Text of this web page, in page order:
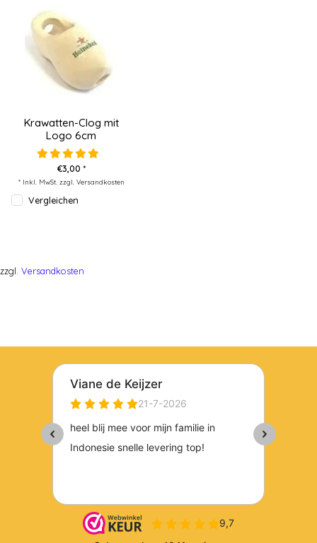
Krawatten-Clog mit
Logo 6cm
€3,00 *
* Inkl. MwSt. zzgl. Versandkosten
Vergleichen
zzgl. Versandkosten